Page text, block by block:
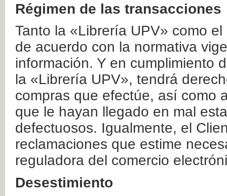
Régimen de las transacciones
Tanto la «Librería UPV» como
de acuerdo con la normativa
información. Y en cumplimiento
la «Librería UPV», tendrá
compras que efectúe, así como
que le hayan llegado en mal
defectuosos. Igualmente, el
reclamaciones que estime
reguladora del comercio
Desestimiento